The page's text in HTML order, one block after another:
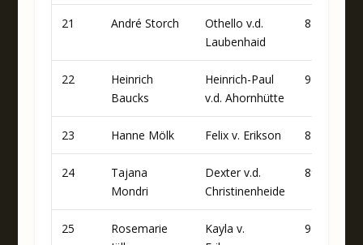
21 André Storch
Othello v.d.
Laubenhaid
84
22
Heinrich
Baucks
Heinrich-Paul
v.d. Ahornhütte
94
23 Hanne Mölk Felix v. Erikson 84
24
Tajana
Mondri
Dexter v.d.
Christinenheide
89
25
Rosemarie
Kayla v.
94